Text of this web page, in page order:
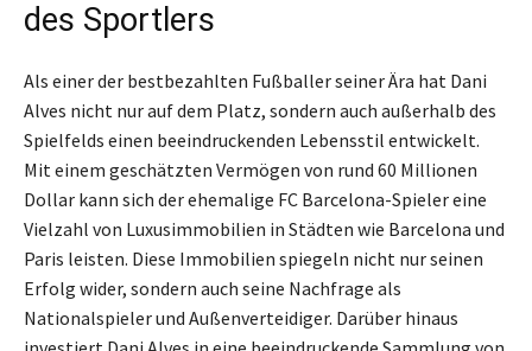
des Sportlers
Als einer der bestbezahlten Fußballer seiner Ära hat Dani
Alves nicht nur auf dem Platz, sondern auch außerhalb des
Spielfelds einen beeindruckenden Lebensstil entwickelt.
Mit einem geschätzten Vermögen von rund 60 Millionen
Dollar kann sich der ehemalige FC Barcelona-Spieler eine
Vielzahl von Luxusimmobilien in Städten wie Barcelona und
Paris leisten. Diese Immobilien spiegeln nicht nur seinen
Erfolg wider, sondern auch seine Nachfrage als
Nationalspieler und Außenverteidiger. Darüber hinaus